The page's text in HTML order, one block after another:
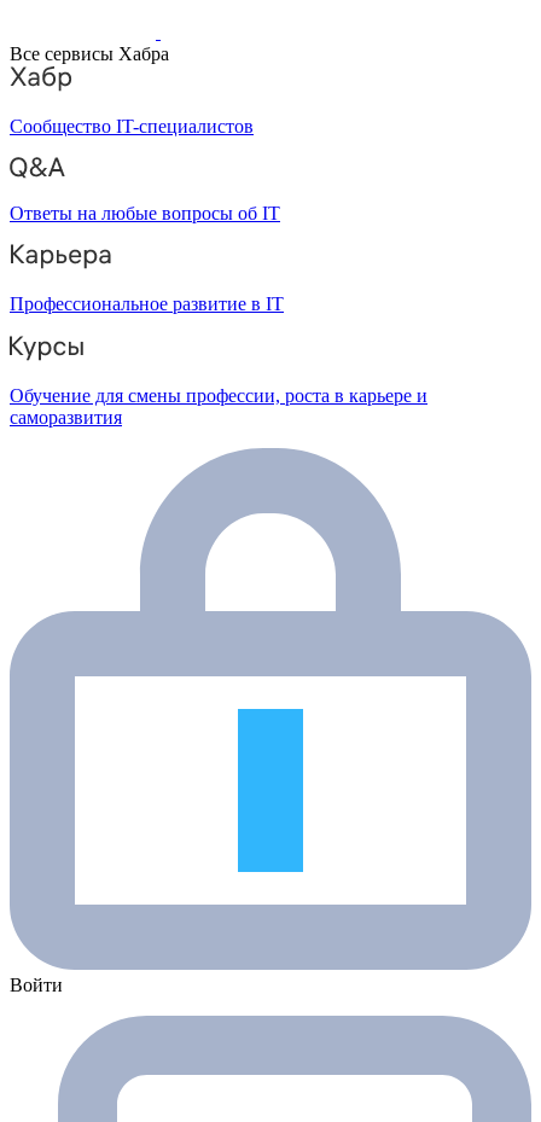
Все сервисы Хабра
Сообщество IT-специалистов
Ответы на любые вопросы об IT
Профессиональное развитие в IT
Обучение для смены профессии, роста в карьере и
саморазвития
Войти